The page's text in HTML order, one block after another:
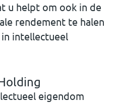
u helpt om ook in de
rendement te halen
intellectueel
eigendom